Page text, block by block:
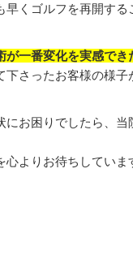
早くゴルフを再開する
が一番変化を実感でき
下さったお客様の様子
にお困りでしたら、当
よりお待ちしていま